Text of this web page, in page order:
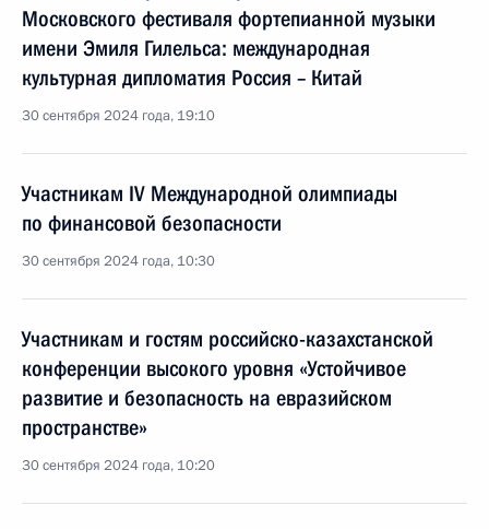
Московского фестиваля фортепианной музыки
имени Эмиля Гилельса: международная
культурная дипломатия Россия – Китай
30 сентября 2024 года, 19:10
Участникам IV Международной олимпиады
по финансовой безопасности
30 сентября 2024 года, 10:30
Участникам и гостям российско-казахстанской
конференции высокого уровня «Устойчивое
развитие и безопасность на евразийском
пространстве»
30 сентября 2024 года, 10:20